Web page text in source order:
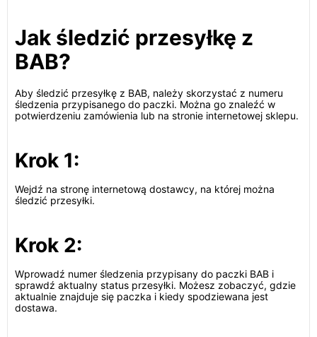
Jak śledzić przesyłkę z
BAB?
Aby śledzić przesyłkę z BAB, należy skorzystać z numeru
śledzenia przypisanego do paczki. Można go znaleźć w
potwierdzeniu zamówienia lub na stronie internetowej sklepu.
Krok 1:
Wejdź na stronę internetową dostawcy, na której można
śledzić przesyłki.
Krok 2:
Wprowadź numer śledzenia przypisany do paczki BAB i
sprawdź aktualny status przesyłki. Możesz zobaczyć, gdzie
aktualnie znajduje się paczka i kiedy spodziewana jest
dostawa.